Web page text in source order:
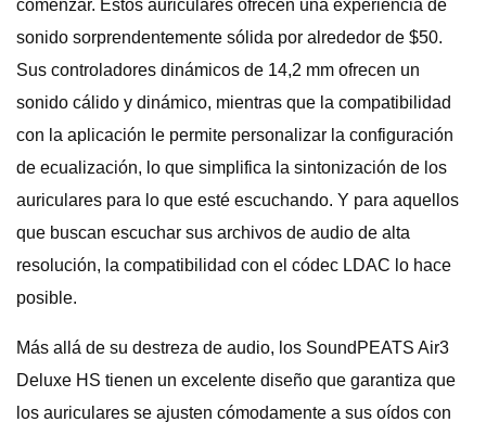
comenzar. Estos auriculares ofrecen una experiencia de
sonido sorprendentemente sólida por alrededor de $50.
Sus controladores dinámicos de 14,2 mm ofrecen un
sonido cálido y dinámico, mientras que la compatibilidad
con la aplicación le permite personalizar la configuración
de ecualización, lo que simplifica la sintonización de los
auriculares para lo que esté escuchando. Y para aquellos
que buscan escuchar sus archivos de audio de alta
resolución, la compatibilidad con el códec LDAC lo hace
posible.
Más allá de su destreza de audio, los SoundPEATS Air3
Deluxe HS tienen un excelente diseño que garantiza que
los auriculares se ajusten cómodamente a sus oídos con